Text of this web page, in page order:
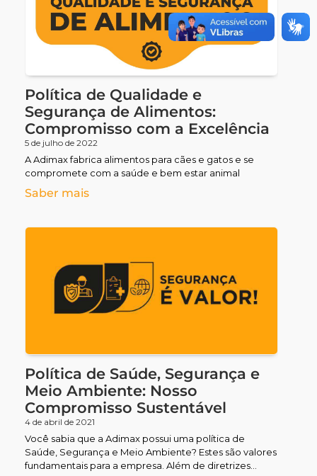
Política de Qualidade e
Segurança de Alimentos:
Compromisso com a Excelência
5 de julho de 2022
A Adimax fabrica alimentos para cães e gatos e se
compromete com a saúde e bem estar animal
Saber mais
Política de Saúde, Segurança e
Meio Ambiente: Nosso
Compromisso Sustentável
4 de abril de 2021
Você sabia que a Adimax possui uma política de
Saúde, Segurança e Meio Ambiente? Estes são valores
fundamentais para a empresa. Além de diretrizes